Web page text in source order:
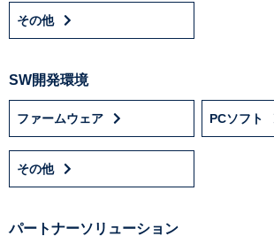
その他
SW開発環境
ファームウェア PCソフト
その他
パートナーソリューション